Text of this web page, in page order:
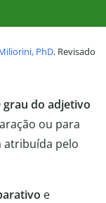
PhD. Revisado
grau do adjetivo
ou para
atribuída pelo
e